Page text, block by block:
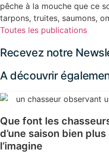
pêche à la mouche que ce
tarpons, truites, saumons,
Toutes les publications
Recevez notre
A découvrir
Que font les
d’une saison bien
l’imagine